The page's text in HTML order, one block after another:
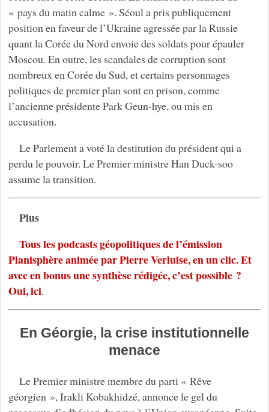
« pays du matin calme ». Séoul a pris publiquement
position en faveur de l’Ukraine agressée par la Russie
quant la Corée du Nord envoie des soldats pour épauler
Moscou. En outre, les scandales de corruption sont
nombreux en Corée du Sud, et certains personnages
politiques de premier plan sont en prison, comme
l’ancienne présidente Park Geun-hye, ou mis en
accusation.
Le Parlement a voté la destitution du président qui a
perdu le pouvoir. Le Premier ministre Han Duck-soo
assume la transition.
Plus
Tous les podcasts géopolitiques de l’émission
Planisphère animée par Pierre Verluise, en un clic. Et
avec en bonus une synthèse rédigée, c’est possible ?
Oui, ici.
En Géorgie, la crise institutionnelle
menace
Le Premier ministre membre du parti « Rêve
géorgien », Irakli Kobakhidzé, annonce le gel du